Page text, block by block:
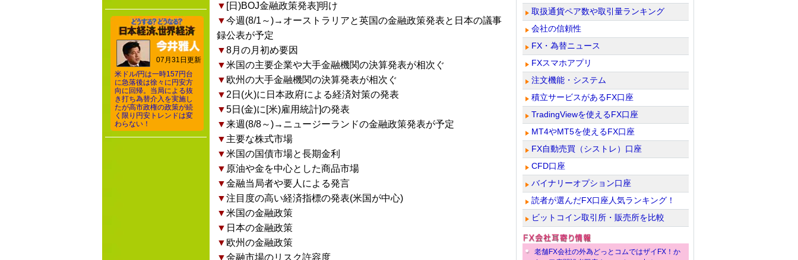
▼ [日)BOJ金融政策発表]明け
▼今週(8/1～)→オーストラリアと英国の金融政策発表と日本の議事
録公表が予定
▼8月の月初め要因
▼米国の主要企業や大手金融機関の決算発表が相次ぐ
▼ 欧州の大手金融機関の決算発表が相次ぐ
▼ 2日(火)に日本政府による経済対策の発表
▼5日(金)に[米)雇用統計]の発表
▼来週(8/8～)→ニュージーランドの金融政策発表が予定
▼ 主要な株式市場
▼米国の国債市場と長期金利
▼ 原油や金を中心とした商品市場
▼金融当局者や要人による発言
▼注目度の高い経済指標の発表(米国が中心)
▼米国の金融政策
▼ 日本の金融政策
▼ 欧州の金融政策
▼金融市場のリスク許容度
取扱通貨ペア数や取引量ランキング
会社の信頼性
FX・為替ニュース
FXスマホアプリ
注文機能・システム
積立サービスがあるFX口座
TradingViewを使えるFX口座
MT4やMT5を使えるFX口座
FX自動売買（シストレ）口座
CFD口座
バイナリーオプション口座
読者が選んだFX口座人気ランキング！
ビットコイン取引所・販売所を比較
老舗FX会社の外為どっとコムではザイFX！か
07月31日更新
米ドル/円は一時157円台
に急落後は徐々に円安方
向に回帰。当局による抜
き打ち為替介入を実施し
たが高市政権の政策が続
く限り円安トレンドは変
わらない！